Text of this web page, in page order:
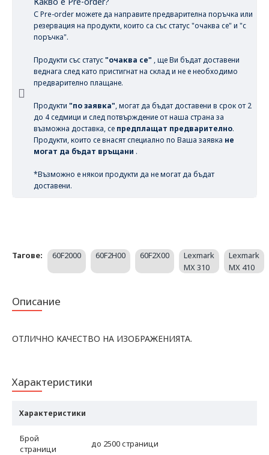
С Pre-order можете да направите предварителна поръчка или
резервация на продукти, които са със статус "очаква се" и "с
поръчка".
Продукти със статус"очаква се" , ще Ви бъдат доставени
веднага след като пристигнат на склад и не е необходимо
предварително плащане.
Продукти "по заявка", могат да бъдат доставени в срок от 2
до 4 седмици и след потвърждение от наша страна за
възможна доставка, се предплащат предварително.
Продукти, които се внасят специално по Ваша заявка не
могат да бъдат връщани .
*Възможно е някои продукти да не могат да бъдат
доставени.
Тагове: 60F2000 60F2H00 60F2X00
Lexmark
MX 310
Lexmark
MX 410
Описание
ОТЛИЧНО КАЧЕСТВО НА ИЗОБРАЖЕНИЯТА.
Характеристики
Характеристики
Брой
страници
до 2500 страници